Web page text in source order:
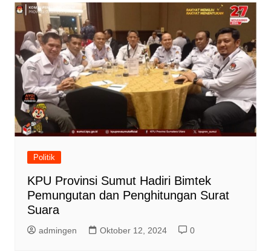
Politik
KPU Provinsi Sumut Hadiri Bimtek
Pemungutan dan Penghitungan Surat
Suara
admingen Oktober 12, 2024 0